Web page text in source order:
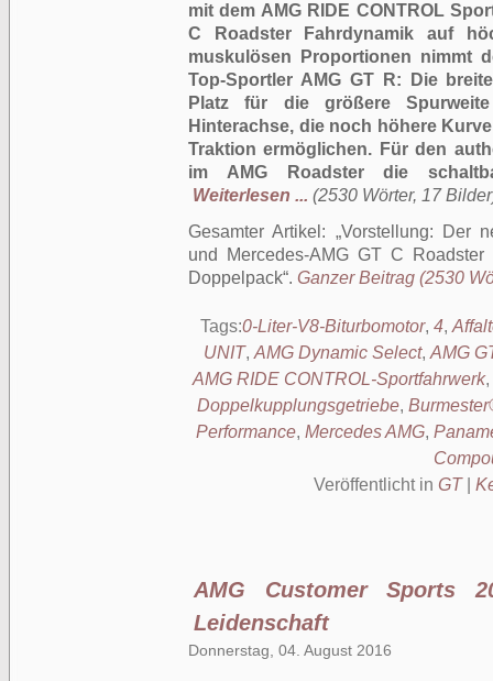
mit dem AMG RIDE CONTROL
C Roadster Fahrdynamik auf
muskulösen Proportionen nimmt
Top-Sportler AMG GT R: Die
Platz für die größere
Hinterachse, die noch höhere
Traktion ermöglichen. Für den
im AMG Roadster die
Weiterlesen ... (2530 Wörter, 17
Gesamter Artikel:
Vorstellung: Der
und Mercedes-AMG GT C
Doppelpack . Ganzer Beitrag (2530
Tags:0-Liter-V8-Biturbomotor, 4,
UNIT, AMG Dynamic Select, AMG
AMG RIDE CONTROL-Sportfahrwerk,
Doppelkupplungsgetriebe,
Performance, Mercedes AMG,
Veröffentlicht in GT|
AMG Customer Sports
Leidenschaft
Donnerstag, 04. August 2016